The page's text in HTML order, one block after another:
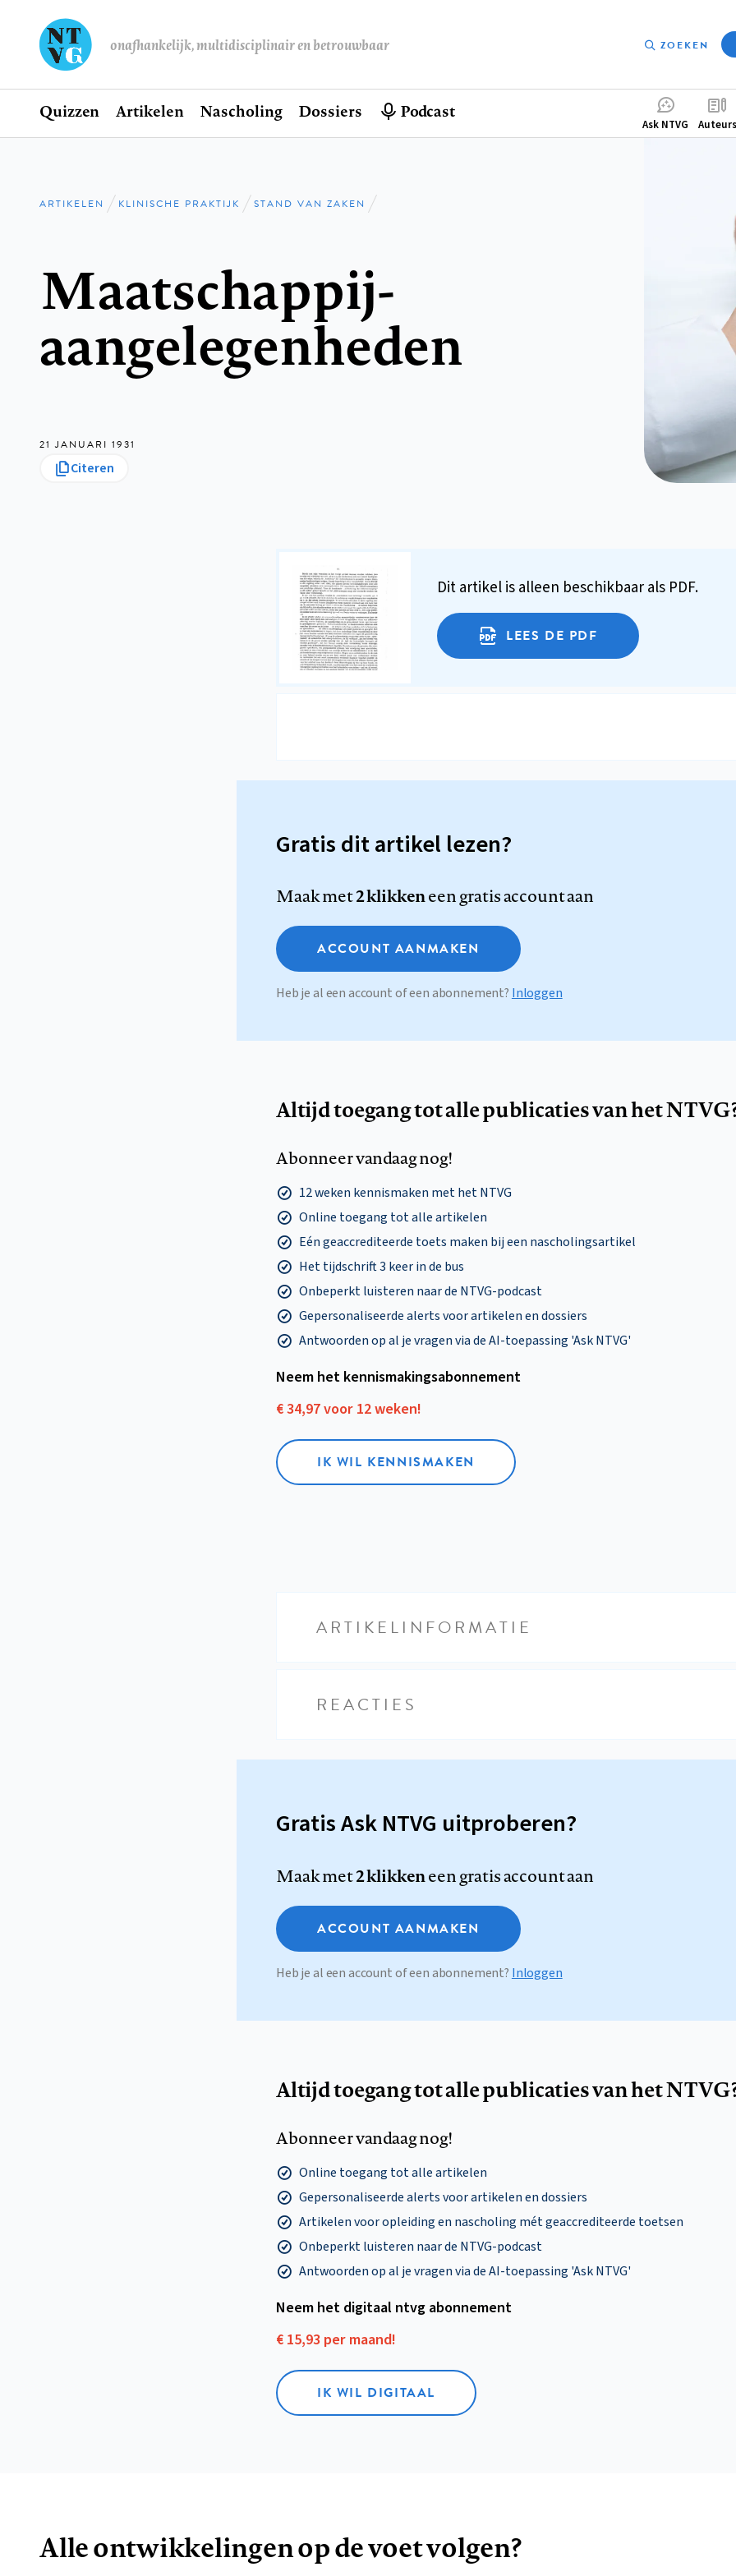
onafhankelijk, multidisciplinair en betrouwbaar ZOEKEN
Hoofdnavigatie
Home
Quizzen Artikelen Nascholing Dossiers Podcast
Ask NTVG Auteurs
Kruimelpad
ARTIKELEN KLINISCHE PRAKTIJK STAND VAN ZAKEN
Maatschappij-
aangelegenheden
21 JANUARI 1931
Citeren
Dit artikel is alleen beschikbaar als PDF.
LEES DE PDF
Gratis dit artikel lezen?
Maak met2 klikkeneen gratis account aan
ACCOUNT AANMAKEN
Heb je al een account of een abonnement? Inloggen
Altijd toegang tot alle publicaties van het
Abonneer vandaag nog!
12 weken kennismaken met het NTVG
Online toegang tot alle artikelen
Eén geaccrediteerde toets maken bij een nascholingsartikel
Het tijdschrift 3 keer in de bus
Onbeperkt luisteren naar de NTVG-podcast
Gepersonaliseerde alerts voor artikelen en dossiers
Antwoorden op al je vragen via de AI-toepassing 'Ask NTVG'
Neem het kennismakings­abonnement
€ 34,97 voor 12 weken!
IK WIL KENNISMAKEN
ARTIKELINFORMATIE
REACTIES
Gratis Ask NTVG uitproberen?
Maak met2 klikkeneen gratis account aan
ACCOUNT AANMAKEN
Heb je al een account of een abonnement? Inloggen
Altijd toegang tot alle publicaties van het
Abonneer vandaag nog!
Online toegang tot alle artikelen
Gepersonaliseerde alerts voor artikelen en dossiers
Artikelen voor opleiding en nascholing mét geaccrediteerde toetsen
Onbeperkt luisteren naar de NTVG-podcast
Antwoorden op al je vragen via de AI-toepassing 'Ask NTVG'
Neem het digitaal ntvg abonnement
€ 15,93 per maand!
IK WIL DIGITAAL
Alle ontwikkelingen op de voet volgen?